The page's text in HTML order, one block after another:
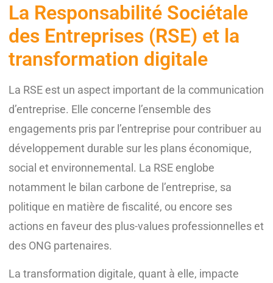
La Responsabilité Sociétale
des Entreprises (RSE) et la
transformation digitale
La RSE est un aspect important de la communication
d’entreprise. Elle concerne l’ensemble des
engagements pris par l’entreprise pour contribuer au
développement durable sur les plans économique,
social et environnemental. La RSE englobe
notamment le bilan carbone de l’entreprise, sa
politique en matière de fiscalité, ou encore ses
actions en faveur des plus-values professionnelles et
des ONG partenaires.
La transformation digitale, quant à elle, impacte